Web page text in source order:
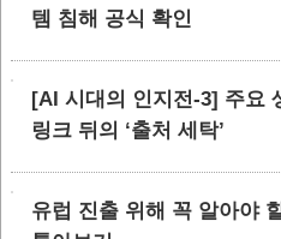
템 침해 공식 확인
[AI 시대의 인지전-3] 주요
링크 뒤의 ‘출처 세탁’
유럽 진출 위해 꼭 알아야